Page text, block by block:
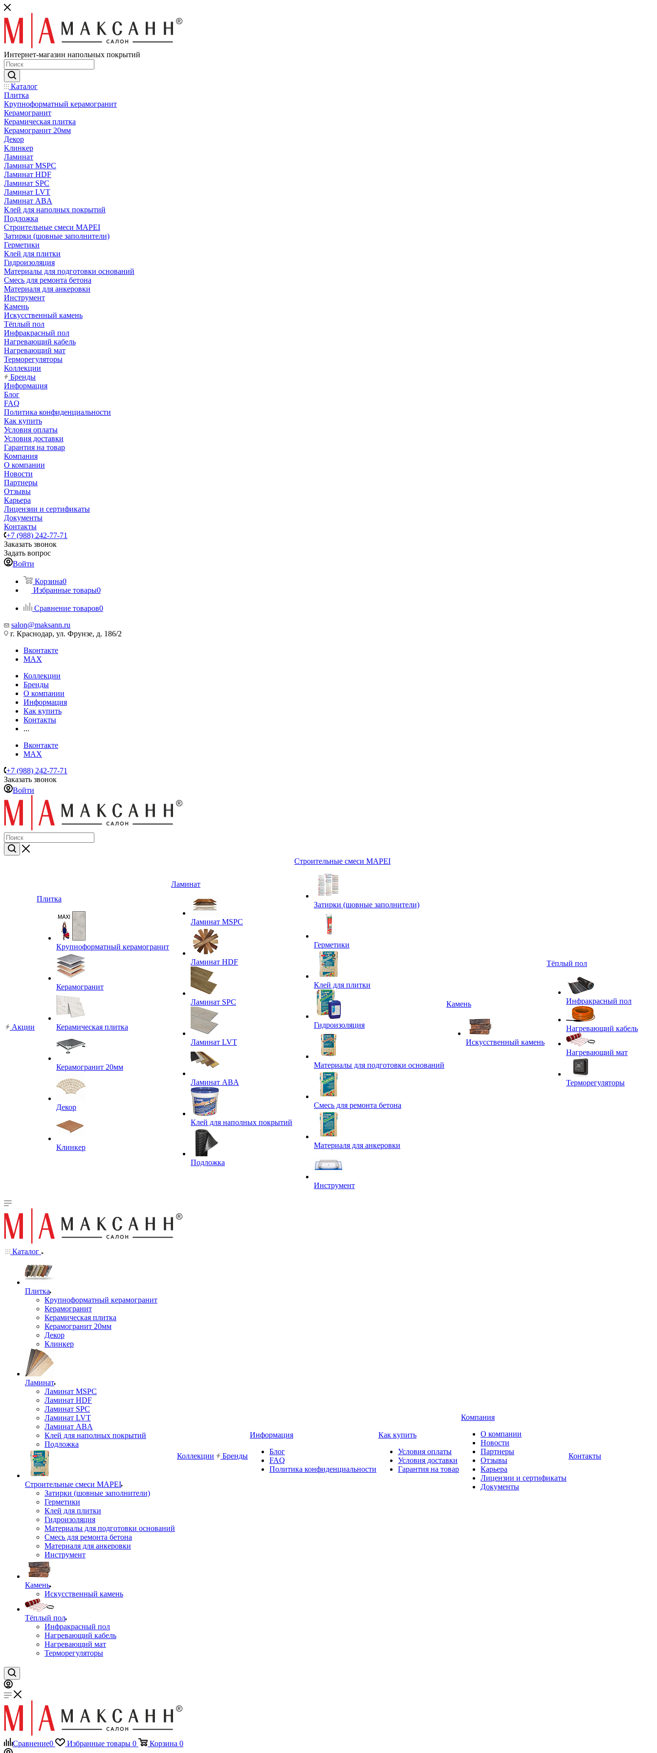
Интернет-магазин напольных покрытий
Каталог
Плитка
Крупноформатный керамогранит
Керамогранит
Керамическая плитка
Керамогранит 20мм
Декор
Клинкер
Ламинат
Ламинат MSPC
Ламинат HDF
Ламинат SPC
Ламинат LVT
Ламинат ABA
Клей для наполных покрытий
Подложка
Строительные смеси MAPEI
Затирки (шовные заполнители)
Герметики
Клей для плитки
Гидроизоляция
Материалы для подготовки оснований
Смесь для ремонта бетона
Материаля для анкеровки
Инструмент
Камень
Искусственный камень
Тёплый пол
Инфракрасный пол
Нагревающий кабель
Нагревающий мат
Терморегуляторы
Коллекции
Бренды
Информация
Блог
FAQ
Политика конфиденциальности
Как купить
Условия оплаты
Условия доставки
Гарантия на товар
Компания
О компании
Новости
Партнеры
Отзывы
Карьера
Лицензии и сертификаты
Документы
Контакты
+7 (988) 242-77-71
Заказать звонок
Задать вопрос
Войти
Корзина0
Избранные товары0
Сравнение товаров0
salon@maksann.ru
г. Краснодар, ул. Фрунзе, д. 186/2
Вконтакте
MAX
Коллекции
Бренды
О компании
Информация
Как купить
Контакты
...
Вконтакте
MAX
+7 (988) 242-77-71
Заказать звонок
Войти
Акции
Плитка
Крупноформатный керамогранит
Керамогранит
Керамическая плитка
Керамогранит 20мм
Декор
Клинкер
Ламинат
Ламинат MSPC
Ламинат HDF
Ламинат SPC
Ламинат LVT
Ламинат ABA
Клей для наполных покрытий
Подложка
Строительные смеси MAPEI
Затирки (шовные заполнители)
Герметики
Клей для плитки
Гидроизоляция
Материалы для подготовки оснований
Смесь для ремонта бетона
Материаля для анкеровки
Инструмент
Камень
Искусственный камень
Тёплый пол
Инфракрасный пол
Нагревающий кабель
Нагревающий мат
Терморегуляторы
Каталог
Плитка
Крупноформатный керамогранит
Керамогранит
Керамическая плитка
Керамогранит 20мм
Декор
Клинкер
Ламинат
Ламинат MSPC
Ламинат HDF
Ламинат SPC
Ламинат LVT
Ламинат ABA
Клей для наполных покрытий
Подложка
Строительные смеси MAPEI
Затирки (шовные заполнители)
Герметики
Клей для плитки
Гидроизоляция
Материалы для подготовки оснований
Смесь для ремонта бетона
Материаля для анкеровки
Инструмент
Камень
Искусственный камень
Тёплый пол
Инфракрасный пол
Нагревающий кабель
Нагревающий мат
Терморегуляторы
Коллекции Бренды
Информация
Блог
FAQ
Политика конфиденциальности
Как купить
Условия оплаты
Условия доставки
Гарантия на товар
Компания
О компании
Новости
Партнеры
Отзывы
Карьера
Лицензии и сертификаты
Документы
Контакты
Сравнение0 Избранные товары 0 Корзина 0